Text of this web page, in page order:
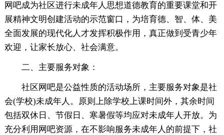
网吧成为社区进行未成年人思想道德教育的重要课堂和开
展精神文明创建活动的示范窗口，为培育德、智、体、美
全面发展的现代化人才发挥积极作用，真正做到受青少年
欢迎，让家长放心、社会满意。
二、主要服务对象：
社区网吧是公益性质的活动场所，主要服务对象是社
会(学校)未成年人。原则上除学校上课时间外，其余时间
包括双休日、节假日、寒暑假等均应对未成年人开放。为
充分利用网吧资源，在不影响服务未成年人的前提下，社